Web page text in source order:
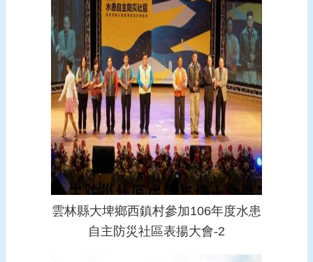
雲林縣大埤鄉西鎮村參加106年度水患
自主防災社區表揚大會-2